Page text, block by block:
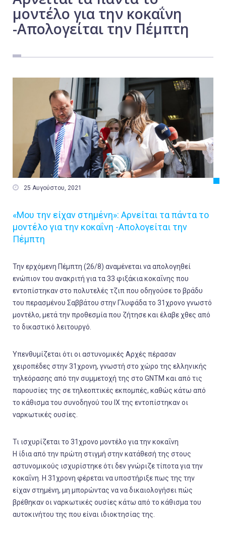
μοντέλο για την κοκαΐνη
-Απολογείται την Πέμπτη
 25 Αυγούστου, 2021
«Μου την είχαν στημένη»: Αρνείται τα πάντα το
μοντέλο για την κοκαΐνη -Απολογείται την
Πέμπτη
Την ερχόμενη Πέμπτη (26/8) αναμένεται να απολογηθεί
ενώπιον του ανακριτή για τα 33 φιξάκια κοκαΐνης που
εντοπίστηκαν στο πολυτελές τζιπ που οδηγούσε το βράδυ
του περασμένου Σαββάτου στην Γλυφάδα το 31χρονο γνωστό
μοντέλο, μετά την προθεσμία που ζήτησε και έλαβε χθες από
το δικαστικό λειτουργό.
Υπενθυμίζεται ότι οι αστυνομικές Αρχές πέρασαν
χειροπέδες στην 31χρονη, γνωστή στο χώρο της ελληνικής
τηλεόρασης από την συμμετοχή της στο GNTM και από τις
παρουσίες της σε τηλεοπτικές εκπομπές, καθώς κάτω από
το κάθισμα του συνοδηγού του ΙΧ της εντοπίστηκαν οι
ναρκωτικές ουσίες.
Τι ισχυρίζεται το 31χρονο μοντέλο για την κοκαΐνη
Η ίδια από την πρώτη στιγμή στην κατάθεσή της στους
αστυνομικούς ισχυρίστηκε ότι δεν γνώριζε τίποτα για την
κοκαΐνη. Η 31χρονη φέρεται να υποστήριξε πως της την
είχαν στημένη, μη μπορώντας να να δικαιολογήσει πώς
βρέθηκαν οι ναρκωτικές ουσίες κάτω από το κάθισμα του
αυτοκινήτου της που είναι ιδιοκτησίας της.
Εργασία
Ελλάδα
Αγροτικά
Οικονομία
Πολιτική
Αθλητικά
Αστυνομικό Δελτίο